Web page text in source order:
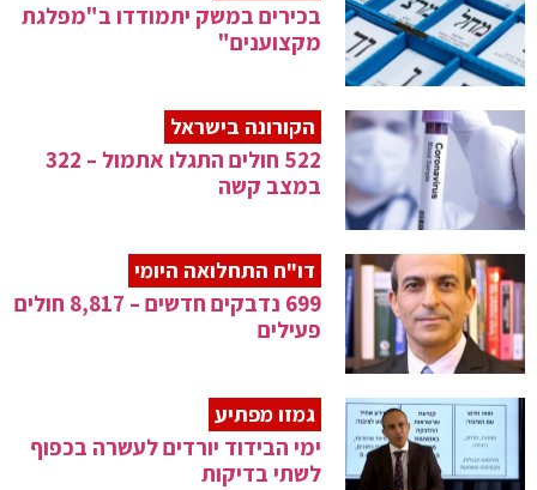
בכירים במשק יתמודדו ב"מפלגת
מקצוענים"
הקורונה בישראל
522 חולים התגלו אתמול – 322
במצב קשה
דו"ח התחלואה היומי
699 נדבקים חדשים – 8,817 חולים
פעילים
גמזו מפתיע
ימי הבידוד יורדים לעשרה בכפוף
לשתי בדיקות